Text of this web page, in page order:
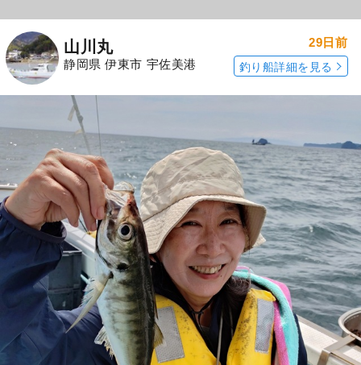
山川丸
静岡県 伊東市 宇佐美港
29日前
釣り船詳細を見る